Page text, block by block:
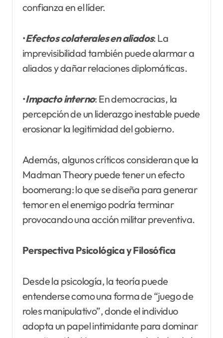
confianza en el líder.
•Efectos colaterales en aliados: La
imprevisibilidad también puede alarmar a
aliados y dañar relaciones diplomáticas.
•Impacto interno: En democracias, la
percepción de un liderazgo inestable puede
erosionar la legitimidad del gobierno.
Además, algunos críticos consideran que la
Madman Theory puede tener un efecto
boomerang: lo que se diseña para generar
temor en el enemigo podría terminar
provocando una acción militar preventiva.
Perspectiva Psicológica y Filosófica
Desde la psicología, la teoría puede
entenderse como una forma de “juego de
roles manipulativo”, donde el individuo
adopta un papel intimidante para dominar